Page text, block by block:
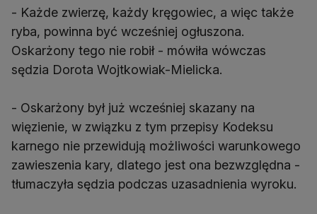
- Każde zwierzę, każdy kręgowiec, a więc także
ryba, powinna być wcześniej ogłuszona.
Oskarżony tego nie robił - mówiła wówczas
sędzia Dorota Wojtkowiak-Mielicka.
- Oskarżony był już wcześniej skazany na
więzienie, w związku z tym przepisy Kodeksu
karnego nie przewidują możliwości warunkowego
zawieszenia kary, dlatego jest ona bezwzględna -
tłumaczyła sędzia podczas uzasadnienia wyroku.